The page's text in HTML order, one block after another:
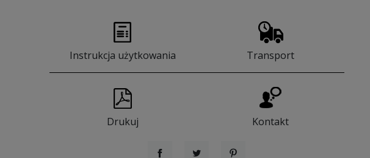
Instrukcja użytkowania Transport
Drukuj Kontakt